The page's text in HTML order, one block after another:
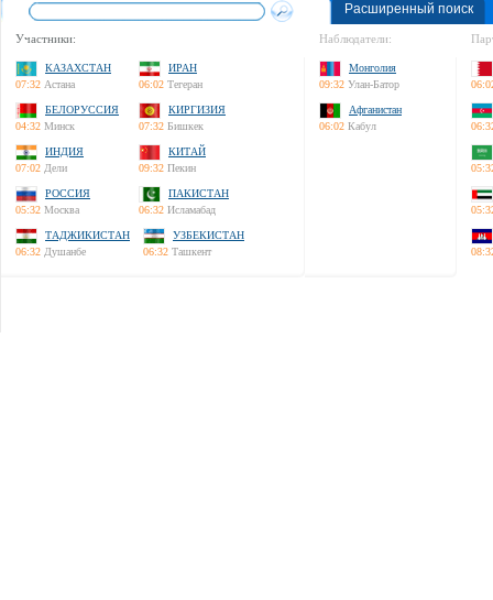
Расширенный поиск
Участники:
КАЗАХСТАН
07:32 Астана
ИРАН
06:02 Тегеран
БЕЛОРУССИЯ
04:32 Минск
КИРГИЗИЯ
07:32 Бишкек
ИНДИЯ
07:02 Дели
КИТАЙ
09:32 Пекин
РОССИЯ
05:32 Москва
ПАКИСТАН
06:32 Исламабад
ТАДЖИКИСТАН
06:32 Душанбе
УЗБЕКИСТАН
06:32 Ташкент
Наблюдатели:
Монголия
09:32 Улан-Батор
Афганистан
06:02 Кабул